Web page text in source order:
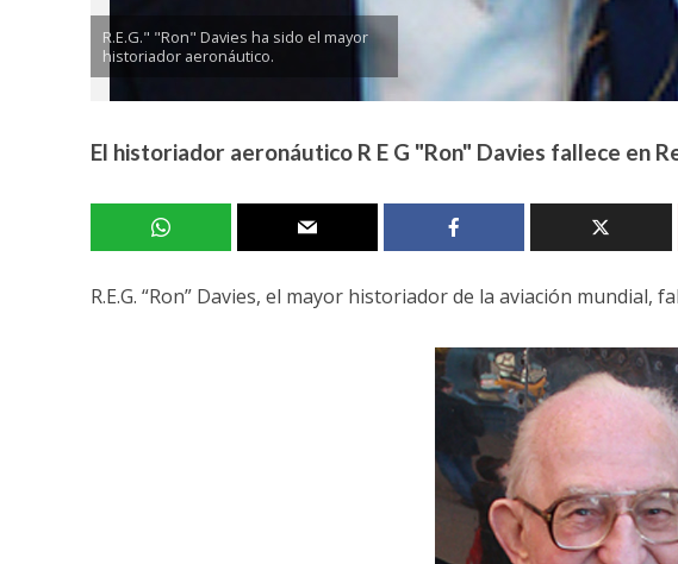
R.E.G." "Ron" Davies ha sido el mayor
historiador aeronáutico.
El historiador aeronáutico R E G "Ron" Davies fallece en
R.E.G. “Ron” Davies, el mayor historiador de la aviación mundial,